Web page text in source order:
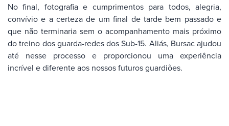
No final, fotografia e cumprimentos para todos, alegria,
convívio e a certeza de um final de tarde bem passado e
que não terminaria sem o acompanhamento mais próximo
do treino dos guarda-redes dos Sub-15. Aliás, Bursac ajudou
até nesse processo e proporcionou uma experiência
incrível e diferente aos nossos futuros guardiões.